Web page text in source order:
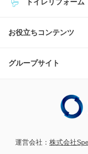
お役立ちコンテンツ
グループサイト
運営会社： 株式会社